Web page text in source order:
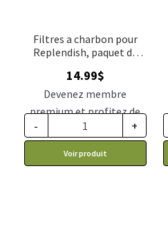
Filtres a charbon pour
Replendish, paquet de
14.99$
Devenez membre
premium et profitez de
ce prix rabais : 12.37$ CA
- +
Voir produit